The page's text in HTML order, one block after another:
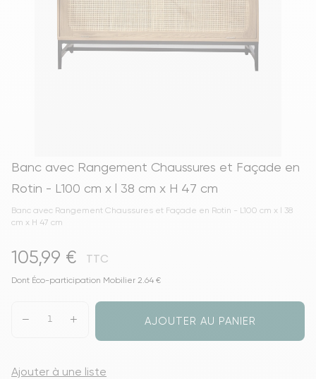
Banc avec Rangement Chaussures et Façade en
Rotin - L100 cm x l 38 cm x H 47 cm
Banc avec Rangement Chaussures et Façade en Rotin - L100 cm x l 38
cm x H 47 cm
105,99 € TTC
Dont Éco-participation Mobilier 2.64 €
AJOUTER AU PANIER
Ajouter à une liste